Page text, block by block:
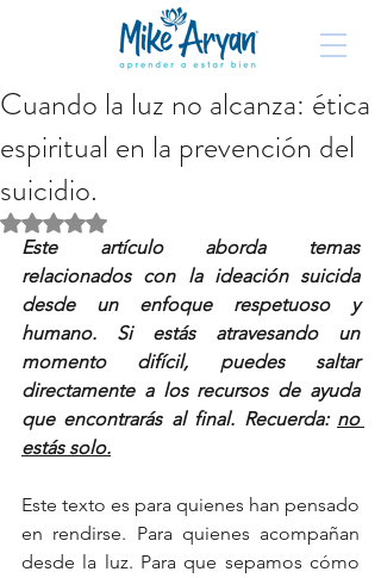
Cuando la luz no alcanza: ética
espiritual en la prevención del
suicidio.
Obtuvo NaN de 5 estrellas.
Este artículo aborda temas
relacionados con la ideación suicida
desde un enfoque respetuoso y
humano. Si estás atravesando un
momento difícil, puedes saltar
directamente a los recursos de ayuda
que encontrarás al final. Recuerda: no
estás solo.
Este texto es para quienes han pensado
en rendirse. Para quienes acompañan
desde la luz. Para que sepamos cómo